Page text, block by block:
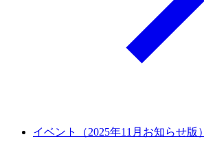
イベント（2025年11月お知らせ版）